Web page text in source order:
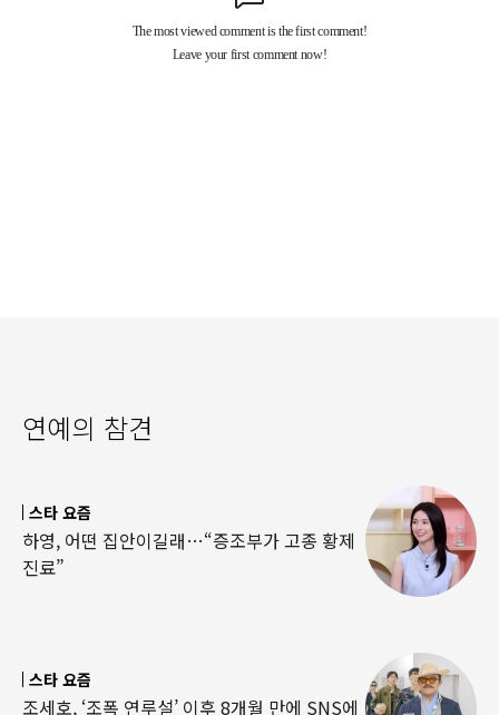
연예의 참견
스타 요즘
하영, 어떤 집안이길래…“증조부가 고종 황제
진료”
스타 요즘
조세호, ‘조폭 연루설’ 이후 8개월 만에 SNS에